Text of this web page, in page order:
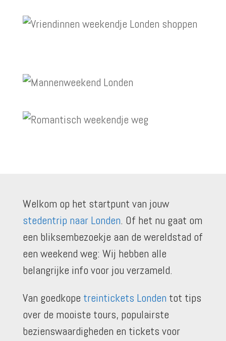
Welkom op het startpunt van jouw
stedentrip naar Londen. Of het nu gaat om
een bliksembezoekje aan de wereldstad of
een weekend weg: Wij hebben alle
belangrijke info voor jou verzameld.
Van goedkope treintickets Londen tot tips
over de mooiste tours, populairste
bezienswaardigheden en tickets voor